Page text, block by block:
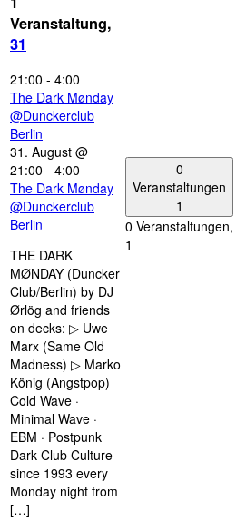
Veranstaltung,
31
21:00 - 4:00
The Dark Mønday
@Dunckerclub
Berlin
31. August @
21:00 - 4:00
The Dark Mønday
@Dunckerclub
Berlin
THE DARK
MØNDAY (Duncker
Club/Berlin) by DJ
Ørlög and friends
on decks: ▷ Uwe
Marx (Same Old
Madness) ▷ Marko
König (Angstpop)
Cold Wave ·
Minimal Wave ·
EBM · Postpunk
Dark Club Culture
since 1993 every
Monday night from
[…]
0
Veranstaltungen
1
0 Veranstaltungen,
1